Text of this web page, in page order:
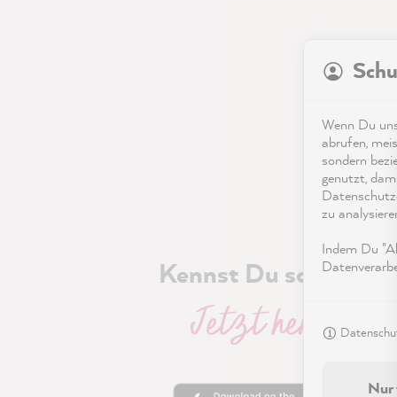
Kennst Du schon
Jetzt
Wenn Du
abrufen,
sondern
genutzt,
zu
Indem Du
Nur